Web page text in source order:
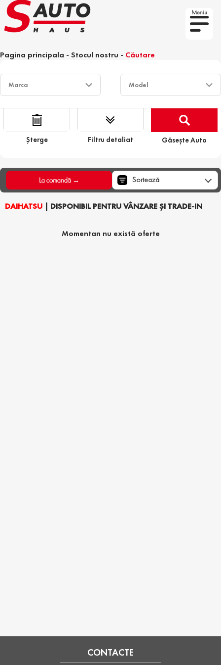
Meniu
Pagina principala - Stocul nostru - Căutare
Șterge Filtru detaliat Găsește Auto
DAIHATSU | DISPONIBIL PENTRU VÂNZARE ȘI TRADE-IN
La comandă → Sortează
Momentan nu există oferte
CONTACTE